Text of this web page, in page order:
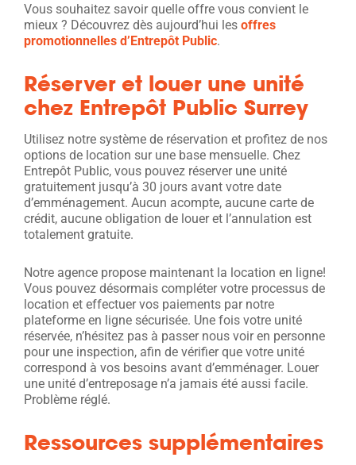
Vous souhaitez savoir quelle offre vous convient le
mieux ? Découvrez dès aujourd’hui les offres
promotionnelles d’Entrepôt Public.
Réserver et louer une unité
chez Entrepôt Public Surrey
Utilisez notre système de réservation et profitez de nos
options de location sur une base mensuelle. Chez
Entrepôt Public, vous pouvez réserver une unité
gratuitement jusqu’à 30 jours avant votre date
d’emménagement. Aucun acompte, aucune carte de
crédit, aucune obligation de louer et l’annulation est
totalement gratuite.
Notre agence propose maintenant la location en ligne!
Vous pouvez désormais compléter votre processus de
location et effectuer vos paiements par notre
plateforme en ligne sécurisée. Une fois votre unité
réservée, n’hésitez pas à passer nous voir en personne
pour une inspection, afin de vérifier que votre unité
correspond à vos besoins avant d’emménager. Louer
une unité d’entreposage n’a jamais été aussi facile.
Problème réglé.
Ressources supplémentaires